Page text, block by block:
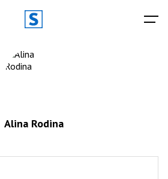
Alina Rodina